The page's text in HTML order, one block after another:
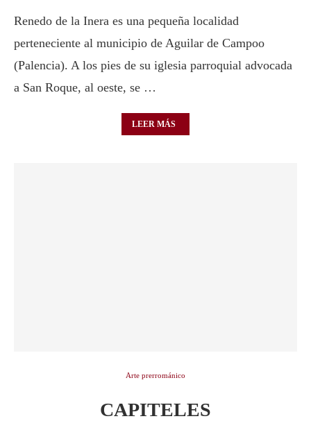
Renedo de la Inera es una pequeña localidad
perteneciente al municipio de Aguilar de Campoo
(Palencia). A los pies de su iglesia parroquial advocada
a San Roque, al oeste, se …
LEER MÁS
Arte prerrománico
CAPITELES